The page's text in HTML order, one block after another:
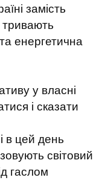
замість
тривають
енергетична
у власні
і сказати
в цей день
світовий
гаслом